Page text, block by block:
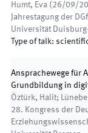
Humt, Eva ( 26/09/
Jahrestagung der
Universität
Type of talk:
Ansprachewege für
Grundbildung in
Öztürk, Halit;
28. Kongress der